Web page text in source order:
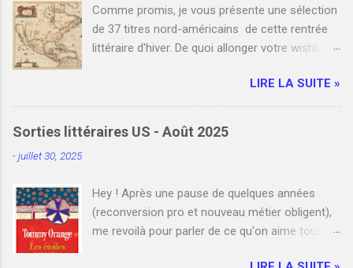
Comme promis, je vous présente une sélection
de 37 titres nord-américains de cette rentrée
littéraire d'hiver. De quoi allonger votre wishlist
libraire favori. Bien entendu, je n'y ai pas
référencé tous les romans nord-américains de
janvier et février. Cependant, si vous le
mentionne à la fin de cet article les liens de
deux blogs qui listent l'ensemble des sorties
grands formats. N'hésitez pas à y jeter un oeil !
LIRE LA SUITE »
Sorties littéraires US - Août 2025
-juillet 30, 2025
Hey ! Après une pause de quelques années
(reconversion pro et nouveau métier obligent),
me revoilà pour parler de ce qu'on aime tous ici